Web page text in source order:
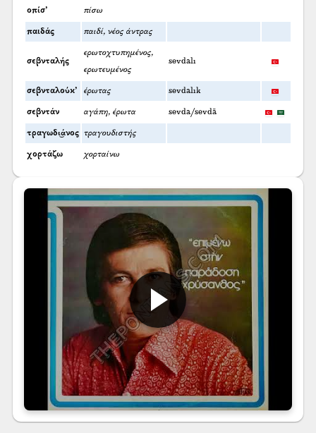
οπίσ’ πίσω
παιδάς παιδί, νέος άντρας
σεβνταλής
ερωτοχτυπημένος,
ερωτευμένος
sevdalı
σεβνταλούκ’ έρωτας sevdalık
σεβντάν αγάπη, έρωτα sevda/sevdā
τραγωδι͜άνος τραγουδιστής
χορτάζω χορταίνω